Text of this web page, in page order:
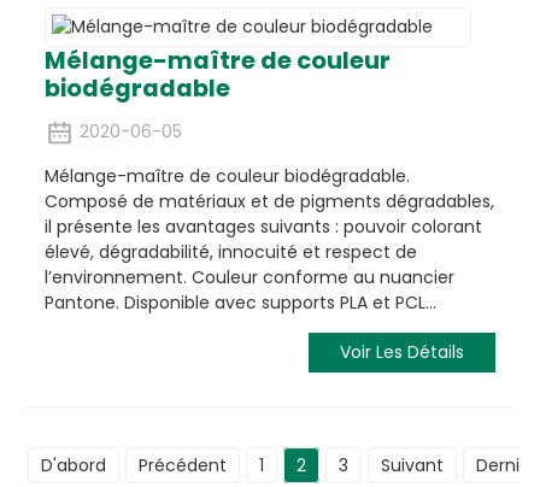
Mélange-maître de couleur
biodégradable
2020-06-05
Mélange-maître de couleur biodégradable.
Composé de matériaux et de pigments dégradables,
il présente les avantages suivants : pouvoir colorant
élevé, dégradabilité, innocuité et respect de
l’environnement. Couleur conforme au nuancier
Pantone. Disponible avec supports PLA et PCL…
Voir Les Détails
D'abord Précédent 1 2 3 Suivant Dernier